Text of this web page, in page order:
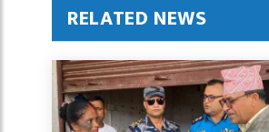
RELATED NEWS